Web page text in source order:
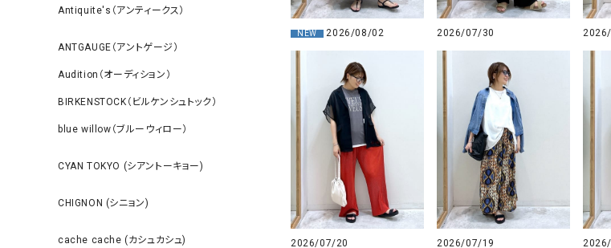
Antiquite's（アンティークス）
ANTGAUGE（アントゲージ）
Audition（オーディション）
BIRKENSTOCK（ビルケンシュトック）
blue willow（ブルーウィロー）
CYAN TOKYO (シアントーキョー)
CHIGNON (シニョン)
cache cache (カシュカシュ)
NEW 2026/08/02 2026/07/30
2026/07/20 2026/07/19